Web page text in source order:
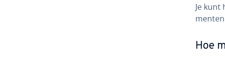
Je
Hoe